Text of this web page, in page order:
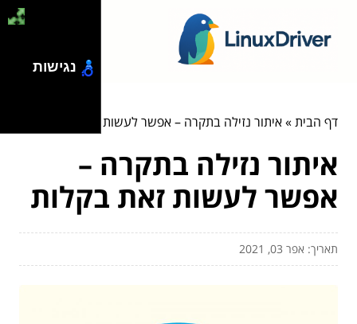
דף הבית»איתור נזילה בתקרה – אפשר לעשות זאת בקלות
איתור נזילה בתקרה –
אפשר לעשות זאת בקלות
תאריך: אפר 03, 2021
נגישות